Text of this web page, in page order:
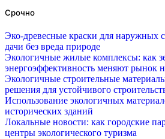
Срочно
Эко-древесные краски для наружных
дачи без вреда природе
Экологичные жилые комплексы: как
энергоэффективность меняют рынок
Экологичные строительные
решения для устойчивого
Использование экологичных
исторических зданий
Локальные новости: как городские
центры экологического туризма